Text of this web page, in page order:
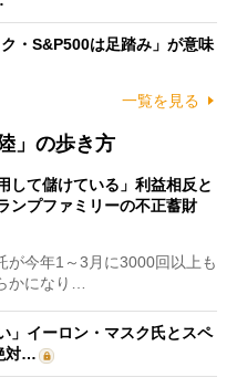
・S&P500は足踏み」が意味
一覧を見る
」の歩き方
して儲けている」利益相反と
ンプファミリーの不正蓄財
今年1～3月に3000回以上も
かになり…
」イーロン・マスク氏とスペ
対…